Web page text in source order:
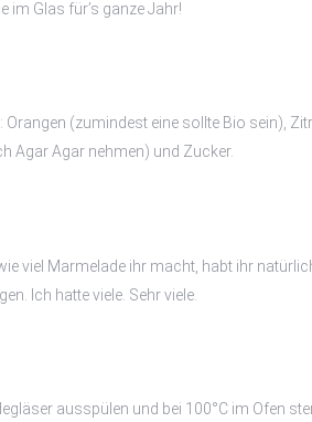
im Glas für’s ganze Jahr!
Orangen (zumindest eine sollte Bio sein),
Agar Agar nehmen) und Zucker.
viel Marmelade ihr macht, habt ihr
Ich hatte viele. Sehr viele.
ausspülen und bei 100°C im Ofen